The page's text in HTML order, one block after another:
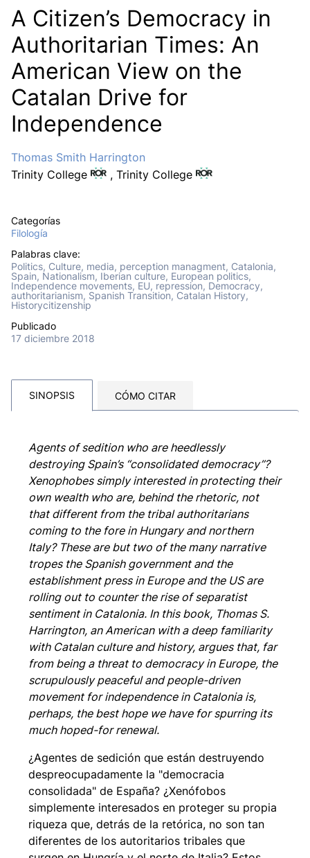
A Citizen’s Democracy in
Authoritarian Times: An
American View on the
Catalan Drive for
Independence
Thomas Smith Harrington
Trinity College
,Trinity College
Categorías
Filología
Palabras clave:
Politics, Culture, media, perception managment, Catalonia,
Spain, Nationalism, Iberian culture, European politics,
Independence movements, EU, repression, Democracy,
authoritarianism, Spanish Transition, Catalan History,
Historycitizenship
Publicado
17 diciembre 2018
SINOPSIS CÓMO CITAR
Agents of sedition who are heedlessly
destroying Spain’s “consolidated democracy”?
Xenophobes simply interested in protecting their
own wealth who are, behind the rhetoric, not
that different from the tribal authoritarians
coming to the fore in Hungary and northern
Italy? These are but two of the many narrative
tropes the Spanish government and the
establishment press in Europe and the US are
rolling out to counter the rise of separatist
sentiment in Catalonia. In this book, Thomas S.
Harrington, an American with a deep familiarity
with Catalan culture and history, argues that, far
from being a threat to democracy in Europe, the
scrupulously peaceful and people-driven
movement for independence in Catalonia is,
perhaps, the best hope we have for spurring its
much hoped-for renewal.
¿Agentes de sedición que están destruyendo
despreocupadamente la "democracia
consolidada" de España? ¿Xenófobos
simplemente interesados en proteger su propia
riqueza que, detrás de la retórica, no son tan
diferentes de los autoritarios tribales que